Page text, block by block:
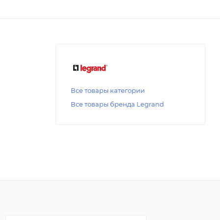
Все товары категории
Все товары бренда Legrand